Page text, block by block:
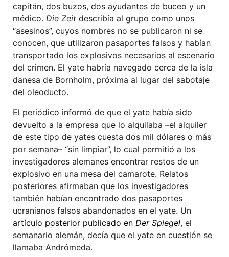
capitán, dos buzos, dos ayudantes de buceo y un
médico. Die Zeit describía al grupo como unos
“asesinos”, cuyos nombres no se publicaron ni se
conocen, que utilizaron pasaportes falsos y habían
transportado los explosivos necesarios al escenario
del crimen. El yate habría navegado cerca de la isla
danesa de Bornholm, próxima al lugar del sabotaje
del oleoducto.
El periódico informó de que el yate había sido
devuelto a la empresa que lo alquilaba –el alquiler
de este tipo de yates cuesta dos mil dólares o más
por semana– “sin limpiar”, lo cual permitió a los
investigadores alemanes encontrar restos de un
explosivo en una mesa del camarote. Relatos
posteriores afirmaban que los investigadores
también habían encontrado dos pasaportes
ucranianos falsos abandonados en el yate. Un
artículo posterior publicado en Der Spiegel, el
semanario alemán, decía que el yate en cuestión se
llamaba Andrómeda.